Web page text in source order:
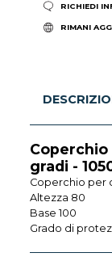
RICHIEDI
RIMANI
Coperchio
gradi -
Coperchio per
Altezza 80
Base 100
Grado di